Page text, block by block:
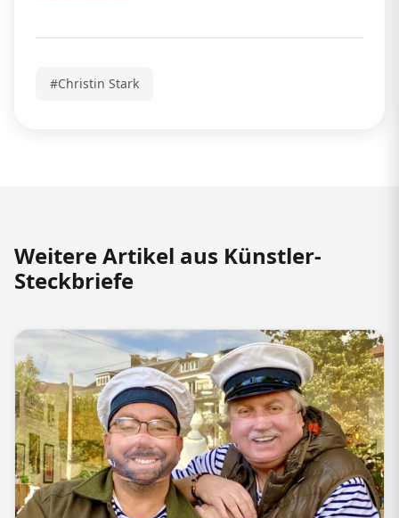
#Christin Stark
Weitere Artikel aus Künstler-
Steckbriefe